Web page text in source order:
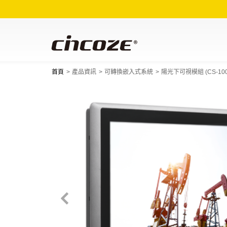
首頁 產品資訊 可轉換嵌入式系統 陽光下可視模組 (CS-